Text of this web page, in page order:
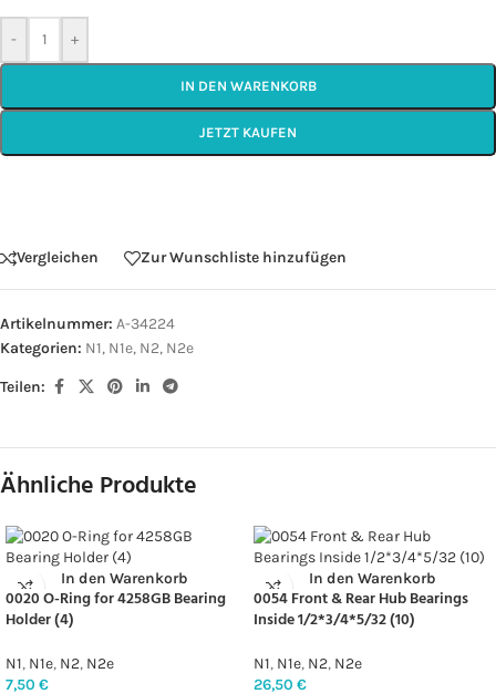
- +
IN DEN WARENKORB
JETZT KAUFEN
Vergleichen Zur Wunschliste hinzufügen
Artikelnummer: A-34224
Kategorien: N1, N1e, N2, N2e
Teilen:
Ähnliche Produkte
In den Warenkorb
0020 O-Ring for 4258GB Bearing
Holder (4)
N1, N1e, N2, N2e
7,50 €
In den Warenkorb
0054 Front & Rear Hub Bearings
Inside 1/2*3/4*5/32 (10)
N1, N1e, N2, N2e
26,50 €